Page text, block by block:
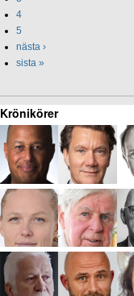
4
5
nästa ›
sista »
Krönikörer